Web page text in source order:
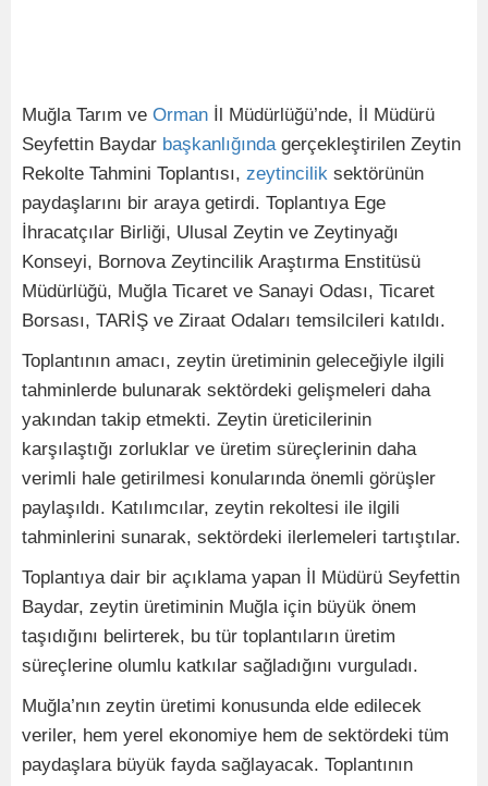
Muğla Tarım ve Orman İl Müdürlüğü’nde, İl Müdürü
Seyfettin Baydar başkanlığında gerçekleştirilen Zeytin
Rekolte Tahmini Toplantısı, zeytincilik sektörünün
paydaşlarını bir araya getirdi. Toplantıya Ege
İhracatçılar Birliği, Ulusal Zeytin ve Zeytinyağı
Konseyi, Bornova Zeytincilik Araştırma Enstitüsü
Müdürlüğü, Muğla Ticaret ve Sanayi Odası, Ticaret
Borsası, TARİŞ ve Ziraat Odaları temsilcileri katıldı.
Toplantının amacı, zeytin üretiminin geleceğiyle ilgili
tahminlerde bulunarak sektördeki gelişmeleri daha
yakından takip etmekti. Zeytin üreticilerinin
karşılaştığı zorluklar ve üretim süreçlerinin daha
verimli hale getirilmesi konularında önemli görüşler
paylaşıldı. Katılımcılar, zeytin rekoltesi ile ilgili
tahminlerini sunarak, sektördeki ilerlemeleri tartıştılar.
Toplantıya dair bir açıklama yapan İl Müdürü Seyfettin
Baydar, zeytin üretiminin Muğla için büyük önem
taşıdığını belirterek, bu tür toplantıların üretim
süreçlerine olumlu katkılar sağladığını vurguladı.
Muğla’nın zeytin üretimi konusunda elde edilecek
veriler, hem yerel ekonomiye hem de sektördeki tüm
paydaşlara büyük fayda sağlayacak. Toplantının